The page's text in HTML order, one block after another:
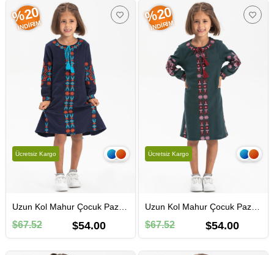
Uzun Kol Mahur Çocuk Pazen Sonbahar ve Kışlık Elbise Lacivert Lcvt
$54.00
$67.52
%20
İNDIRIM
Ücretsiz Kargo
Uzun Kol Mahur Çocuk Pazen Sonbahar ve Kışlık Elbise Petrol Ptrl
$54.00
$67.52
%20
İNDIRIM
Ücretsiz Kargo